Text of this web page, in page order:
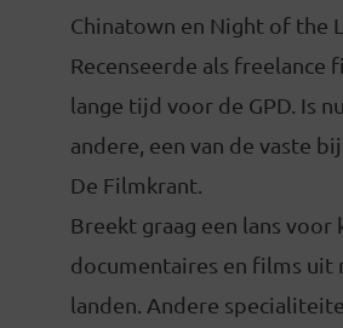
Chinatown en Night of the
Recenseerde als freelance
lange tijd voor de GPD. Is
andere, een van de vaste
De Filmkrant.
Breekt graag een lans voor
documentaires en films uit
landen. Andere